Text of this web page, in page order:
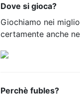
Dove si gioca?
Giochiamo nei
certamente anche
Perchè fubles?